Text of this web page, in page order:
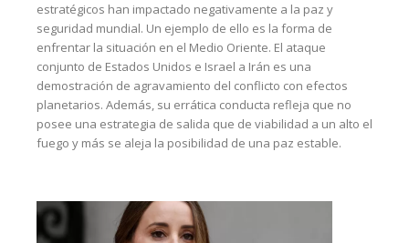
estratégicos han impactado negativamente a la paz y
seguridad mundial. Un ejemplo de ello es la forma de
enfrentar la situación en el Medio Oriente. El ataque
conjunto de Estados Unidos e Israel a Irán es una
demostración de agravamiento del conflicto con efectos
planetarios. Además, su errática conducta refleja que no
posee una estrategia de salida que de viabilidad a un alto el
fuego y más se aleja la posibilidad de una paz estable.